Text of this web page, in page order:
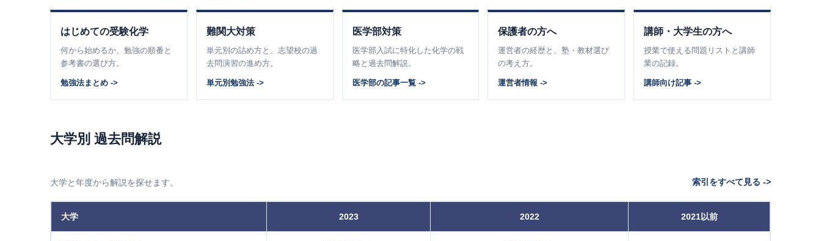
はじめての受験化学
何から始めるか、勉強の順番と
参考書の選び方。
勉強法まとめ ->
難関大対策
単元別の詰め方と、志望校の過
去問演習の進め方。
単元別勉強法 ->
医学部対策
医学部入試に特化した化学の戦
略と過去問解説。
医学部の記事一覧 ->
保護者の方へ
運営者の経歴と、塾・教材選び
の考え方。
運営者情報 ->
講師・大学生の方へ
授業で使える問題リストと講師
業の記録。
講師向け記事 ->
大学別 過去問解説
大学と年度から解説を探せます。 索引をすべて見る ->
大学 2023 2022 2021以前